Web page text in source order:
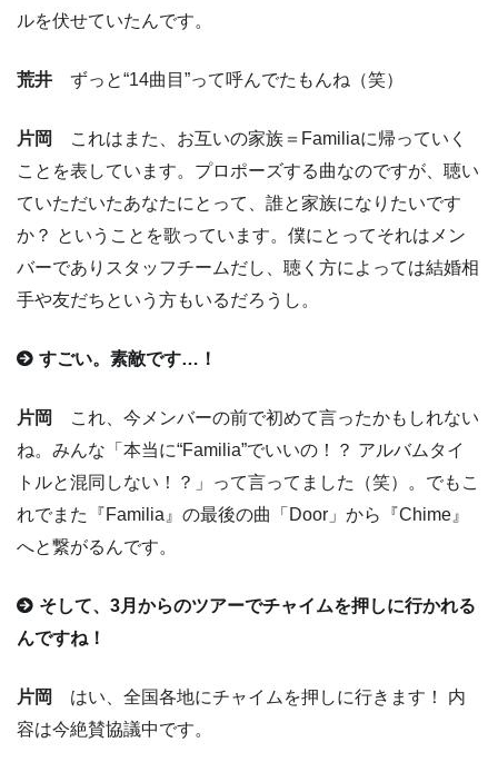
ルを伏せていたんです。
荒井 ずっと“14曲目”って呼んでたもんね（笑）
片岡
これはまた、お互いの家族＝Familiaに帰っていく
ことを表しています。プロポーズする曲なのですが、聴い
ていただいたあなたにとって、誰と家族になりたいです
か？ ということを歌っています。僕にとってそれはメン
バーでありスタッフチームだし、聴く方によっては結婚相
手や友だちという方もいるだろうし。
すごい。素敵です…！
片岡
これ、今メンバーの前で初めて言ったかもしれない
ね。みんな「本当に“Familia”でいいの！？ アルバムタイ
トルと混同しない！？」って言ってました（笑）。でもこ
れでまた『Familia』の最後の曲「Door」から『Chime』
へと繋がるんです。
そして、3月からのツアーでチャイムを押しに行かれる
んですね！
片岡
はい、全国各地にチャイムを押しに行きます！ 内
容は今絶賛協議中です。